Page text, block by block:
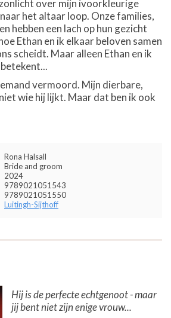
over mijn ivoorkleurige
het altaar loop. Onze families,
hebben een lach op hun gezicht
Ethan en ik elkaar beloven samen
scheidt. Maar alleen Ethan en ik
vermoord. Mijn dierbare,
wie hij lijkt. Maar dat ben ik ook
Rona Halsall
Bride and groom
2024
9789021051543
9789021051550
Luitingh-Sijthoff
Hij is de perfecte echtgenoot - maar
jij bent niet zijn enige vrouw...